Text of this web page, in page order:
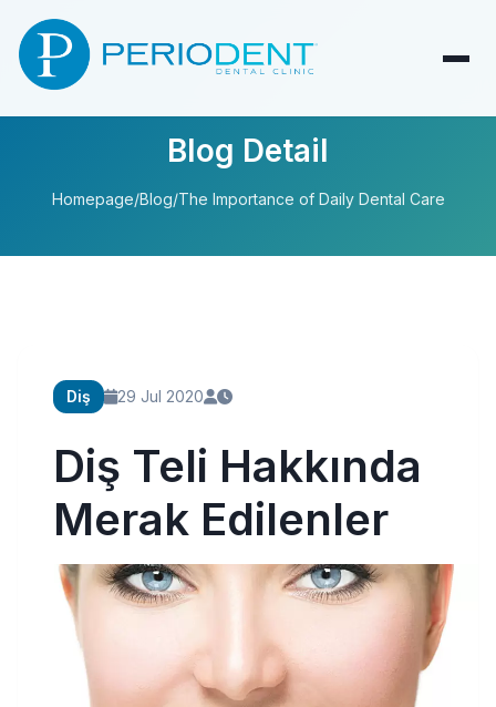
Blog Detail
Homepage/Blog/The Importance of Daily Dental Care
Diş 29 Jul 2020
Diş Teli Hakkında
Merak Edilenler